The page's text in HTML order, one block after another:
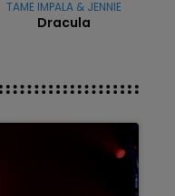
TAME IMPALA & JENNIE
Dracula